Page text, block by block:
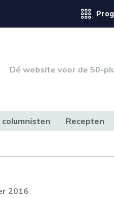
Dé website voor de 50-
columnisten Recepten
is op dit moment niet
zich blijft voordoen,
2016